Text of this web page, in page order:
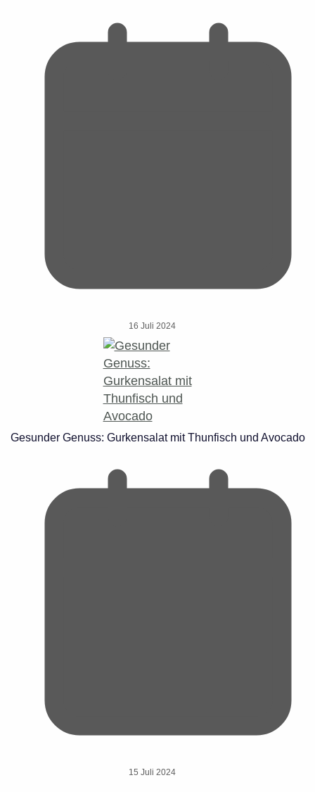
16 Juli 2024
Gesunder Genuss: Gurkensalat mit Thunfisch und Avocado
15 Juli 2024